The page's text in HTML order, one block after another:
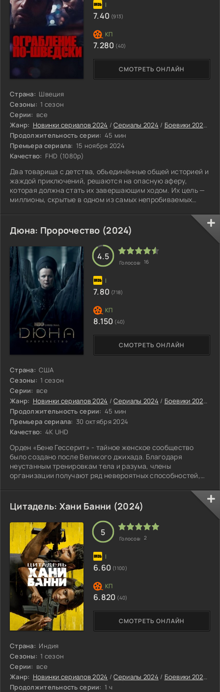
Страна: Швеция
Сезоны: 1 сезон
Серии: все
Жанр: Новинки сериалов 2024 /Сериалы 2024 / Боевики 2024
Продолжительность серии: 45 мин
Премьера сериала: 15 ноября 2024
Качество: FHD (1080p)
Два товарища с детства, объединённые общей историей и
жаждой приключений, решаются на опасную аферу,
которая должна стать их завершающим ходом. Их цель —
миллионы, скрытые в одном из самых непробиваемых
СМОТРЕТЬ ОНЛАЙН
7.40 (913)
7.280 (40)
Дюна: Пророчество (2024)
Страна: США
Сезоны: 1 сезон
Серии: все
Жанр: Новинки сериалов 2024 /Сериалы 2024 / Боевики 2024
Продолжительность серии: 45 мин
Премьера сериала: 30 октября 2024
Качество: 4K UHD
Орден «Бене Гессерит» - тайное женское сообщество
было создано после Великого джихада. Благодаря
неустанным тренировкам тела и разума, члены
организации получают ряд невероятных способностей,
человечества. Секретная, но мощная сила, «Бене
Гессерит» с помощью селективно-генетической
программы пытается вывести Квисатца Хадераха -
суперментата, живой компьютер, наделённый
пророческими способностями. Для этого орден желает
контролировать как можно больше
СМОТРЕТЬ ОНЛАЙН
4.5
Голосов: 16
7.80 (718)
8.150 (40)
Цитадель: Хани Банни (2024)
Страна: Индия
Сезоны: 1 сезон
Серии: все
Жанр: Новинки сериалов 2024 /Сериалы 2024 / Боевики 2024
Продолжительность серии: 1 ч
СМОТРЕТЬ ОНЛАЙН
5
Голосов: 2
6.60 (1100)
6.820 (40)